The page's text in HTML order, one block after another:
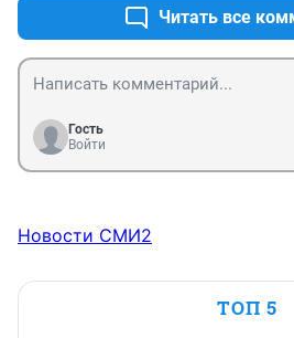
своими стройками все
Благоустраивайте не дикие
пригороде и не лезьте к Айгиру!
Читать все
Гость
Войти
Новости СМИ2
ТОП 5